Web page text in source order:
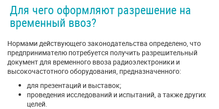
Для чего оформляют разрешение на
временный ввоз?
Нормами действующего законодательства определено, что
предпринимателю потребуется получить разрешительный
документ для временного ввоза радиоэлектроники и
высокочастотного оборудования, предназначенного:
для презентаций и выставок;
проведения исследований и испытаний, а также других
целей.